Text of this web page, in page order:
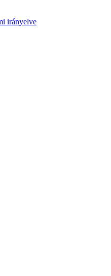
irányelve